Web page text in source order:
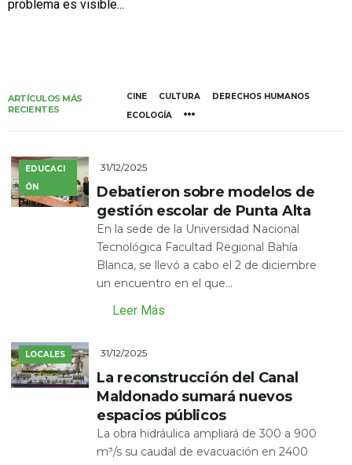
problema es visible...
ARTÍCULOS MÁS
RECIENTES
CINE CULTURA
DERECHOS HUMANOS
ECOLOGÍA
EDUCACI
ÓN
31/12/2025
Debatieron sobre modelos de
gestión escolar de Punta Alta
En la sede de la Universidad Nacional
Tecnológica Facultad Regional Bahía
Blanca, se llevó a cabo el 2 de diciembre
un encuentro en el que...
Leer Más
LOCALES 31/12/2025
La reconstrucción del Canal
Maldonado sumará nuevos
espacios públicos
La obra hidráulica ampliará de 300 a 900
m³/s su caudal de evacuación en 2400